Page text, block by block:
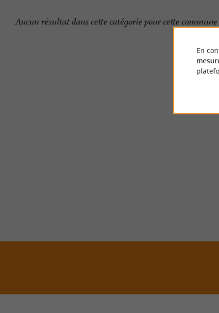
Aucun résultat dans cette catégorie pour cette
En